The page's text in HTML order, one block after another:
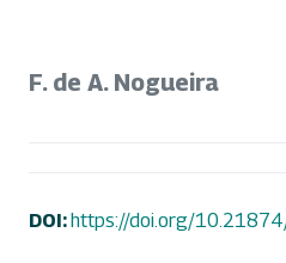
F. de A. Nogueira
DOI:https://doi.org/